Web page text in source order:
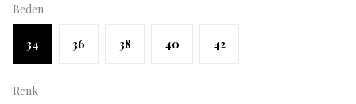
Beden
34 36 38 40 42
Renk